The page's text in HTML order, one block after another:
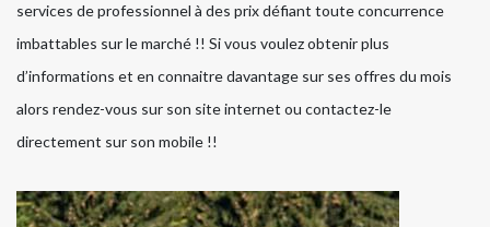
services de professionnel à des prix défiant toute concurrence
imbattables sur le marché !! Si vous voulez obtenir plus
d’informations et en connaitre davantage sur ses offres du mois
alors rendez-vous sur son site internet ou contactez-le
directement sur son mobile !!